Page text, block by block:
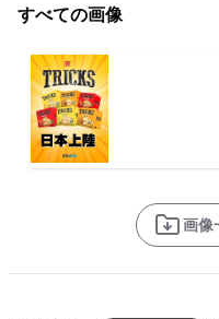
すべての画像
画像